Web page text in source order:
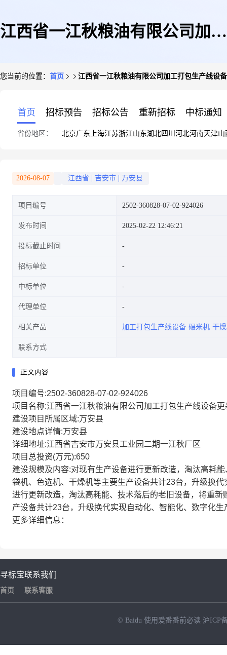
江西省一江秋粮油有限公司加工
您当前的位置： 首页 江西省一江秋粮油有限公司加工打包生产线设
首页 招标预告 招标公告 重新招标 中标通知
省份地区： 北京广东 上海江苏浙江山东湖北四川 河北河南天津山
2026-08-07 江西省 吉安市 万安县
项目编号 2502-360828-07-02-924026
发布时间 2025-02-22 12:46:21
投标截止时间
招标单位
中标单位
代理单位
相关产品 加工打包生产线设备 碾米机 干
联系方式
正文内容
项目编号:2502-360828-07-02-924026
项目名称:江西省一江秋粮油有限公司加工打包生产线设备更
建设项目所属区域:万安县
建设地点详情:万安县
详细地址:江西省吉安市万安县工业园二期一江秋厂区
项目总投资(万元):650
建设规模及内容:对现有生产设备进行更新改造，淘汰高耗
袋机、色选机、干燥机等主要生产设备共计23台，升级换
进行更新改造，淘汰高耗能、技术落后的老旧设备，将重
产设备共计23台，升级换代实现自动化、智能化、数字化
更多详细信息：
寻标宝
首页
联系我们
联系客服
© Baidu 使用爱番番前必读 沪ICP